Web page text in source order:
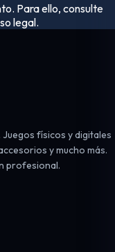
Para ello, consulte
legal.
físicos y digitales
y mucho más.
profesional.